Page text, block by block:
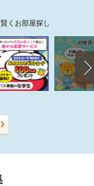
くお部屋探し